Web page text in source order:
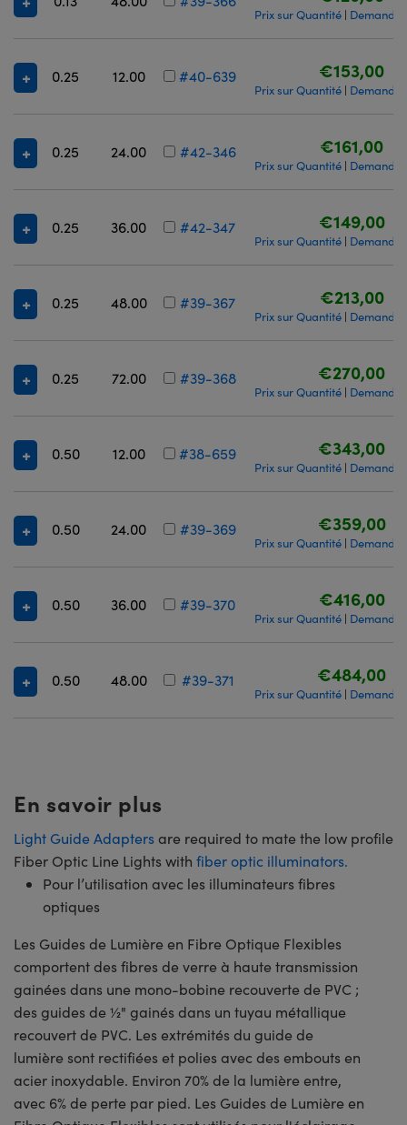
Prix sur Quantité| Demande
0.25 12.00 #40-639 €153,00
Prix sur Quantité| Demande
0.25 24.00 #42-346 €161,00
Prix sur Quantité| Demande
0.25 36.00 #42-347 €149,00
Prix sur Quantité| Demande
0.25 48.00 #39-367 €213,00
Prix sur Quantité| Demande
0.25 72.00 #39-368 €270,00
Prix sur Quantité| Demande
0.50 12.00 #38-659 €343,00
Prix sur Quantité| Demande
0.50 24.00 #39-369 €359,00
Prix sur Quantité| Demande
0.50 36.00 #39-370 €416,00
Prix sur Quantité| Demande
0.50 48.00 #39-371 €484,00
Prix sur Quantité| Demande
En savoir plus
Light Guide Adapters are required to mate the low profile
Fiber Optic Line Lights with fiber optic illuminators.
Pour l’utilisation avec les illuminateurs fibres
optiques
Les Guides de Lumière en Fibre Optique Flexibles
comportent des fibres de verre à haute transmission
gainées dans une mono-bobine recouverte de PVC ;
des guides de ½" gainés dans un tuyau métallique
recouvert de PVC. Les extrémités du guide de
lumière sont rectifiées et polies avec des embouts en
acier inoxydable. Environ 70% de la lumière entre,
avec 6% de perte par pied. Les Guides de Lumière en